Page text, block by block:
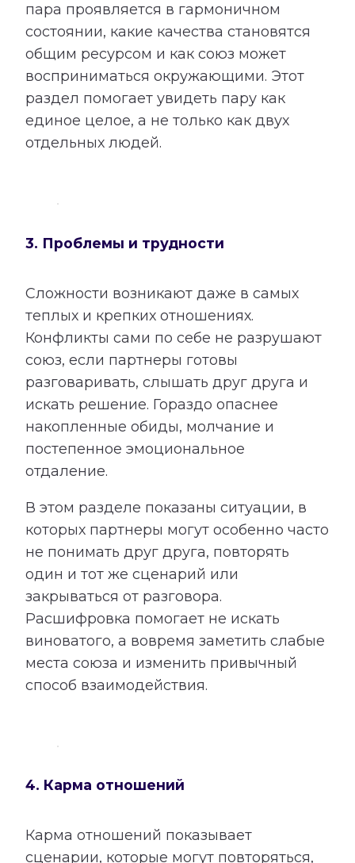
пара проявляется в гармоничном
состоянии, какие качества становятся
общим ресурсом и как союз может
восприниматься окружающими. Этот
раздел помогает увидеть пару как
единое целое, а не только как двух
отдельных людей.
3. Проблемы и трудности
Сложности возникают даже в самых
теплых и крепких отношениях.
Конфликты сами по себе не разрушают
союз, если партнеры готовы
разговаривать, слышать друг друга и
искать решение. Гораздо опаснее
накопленные обиды, молчание и
постепенное эмоциональное
отдаление.
В этом разделе показаны ситуации, в
которых партнеры могут особенно часто
не понимать друг друга, повторять
один и тот же сценарий или
закрываться от разговора.
Расшифровка помогает не искать
виноватого, а вовремя заметить слабые
места союза и изменить привычный
способ взаимодействия.
4. Карма отношений
Карма отношений показывает
сценарии, которые могут повторяться,